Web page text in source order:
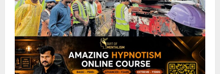
i
n
g